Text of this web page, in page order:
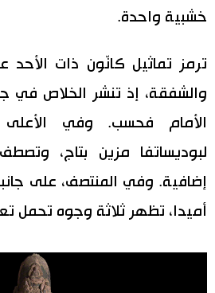
خشبية واحدة.
ترمز تماثيل كانّون ذات الأحد
والشفقة، إذ تنشر الخلاص في
الأمام فحسب. وفي
لبوديساتفا مزين بتاج،
إضافية. وفي المنتصف، على
أميدا، تظهر ثلاثة وجوه تحمل